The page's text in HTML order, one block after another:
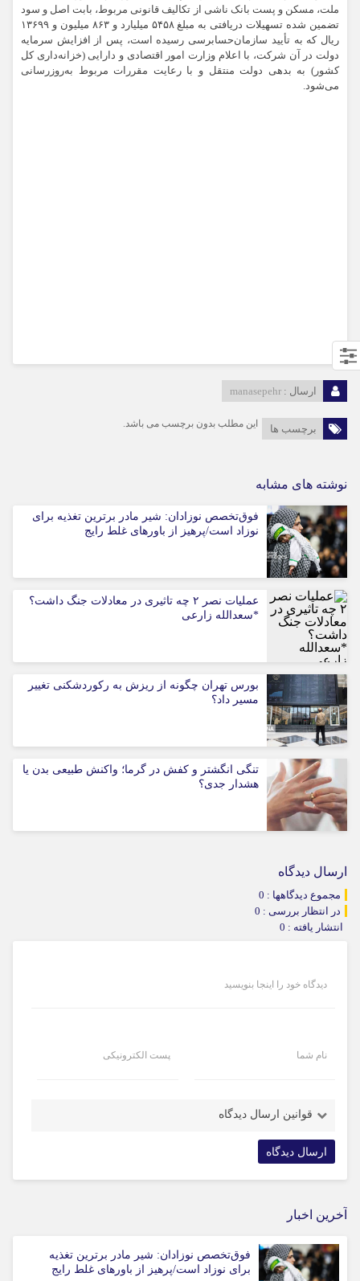
ملت، مسکن و پست بانک ناشی از تکالیف قانونی مربوط، بابت اصل و سود
تضمین شده تسهیلات دریافتی به مبلغ ۵۴۵۸ میلیارد و ۸۶۳ میلیون و ۱۳۶۹۹
ریال که به تأیید سازمان‌حسابرسی رسیده است، پس از افزایش سرمایه
دولت در آن شرکت، با اعلام وزارت امور اقتصادی و دارایی (خزانه‌داری کل
کشور) به بدهی دولت منتقل و با رعایت مقررات مربوط به‌روزرسانی
می‌شود.
ارسال : manasepehr
برچسب ها این مطلب بدون برچسب می باشد.
نوشته های مشابه
فوق‌تخصص نوزادان: شیر مادر برترین تغذیه برای
نوزاد است/پرهیز از باورهای غلط رایج
عملیات نصر ۲ چه تاثیری در معادلات جنگ داشت؟
*سعدالله زارعی
بورس تهران چگونه از ریزش به رکوردشکنی تغییر
مسیر داد؟
تنگی انگشتر و کفش در گرما؛ واکنش طبیعی بدن یا
هشدار جدی؟
ارسال دیدگاه
مجموع دیدگاهها : 0
در انتظار بررسی : 0
انتشار یافته : 0
دیدگاه خود را اینجا بنویسید
نام شما پست الکترونیکی
قوانین ارسال دیدگاه
آخرین اخبار
فوق‌تخصص نوزادان: شیر مادر برترین تغذیه
برای نوزاد است/پرهیز از باورهای غلط رایج